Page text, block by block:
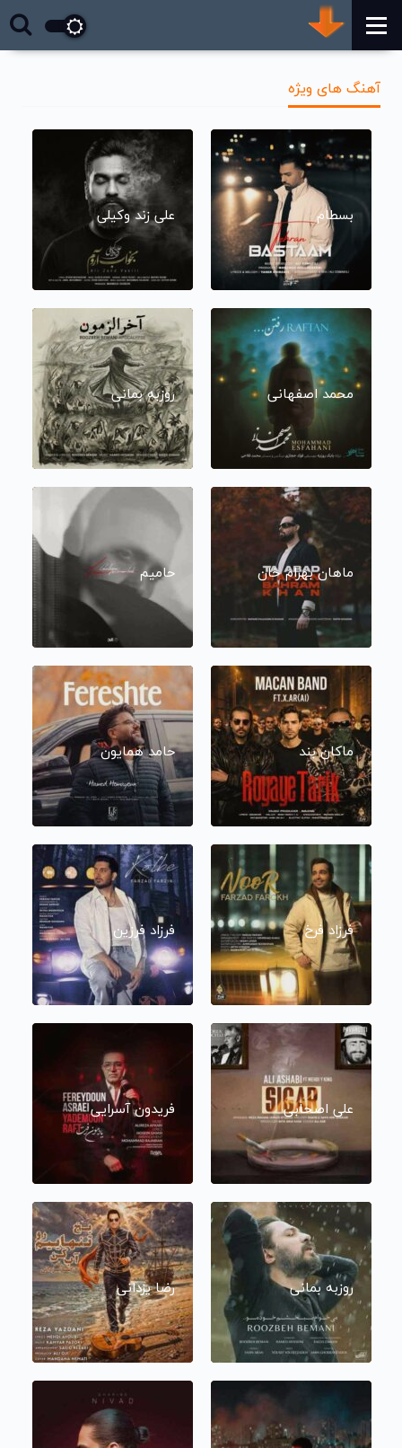
آهنگ های ویژه
بسطام علی زند وکیلی
محمد اصفهانی روزبه بمانی
ماهان بهرام خان حامیم
ماکان بند حامد همایون
فرزاد فرخ فرزاد فرزین
علی اصحابی فریدون آسرایی
روزبه بمانی رضا یزدانی